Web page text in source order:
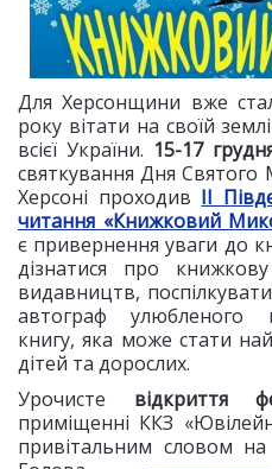
Для Херсонщини вже
року вітати на своїй
всієї України. 15-17
святкування Дня
Херсоні проходив ІІ
читання «Книжковий
є привернення уваги до
дізнатися про
видавництв,
автограф улюбленого
книгу, яка може стати
дітей та дорослих.
Урочисте відкриття
приміщенні ККЗ
привітальним словом